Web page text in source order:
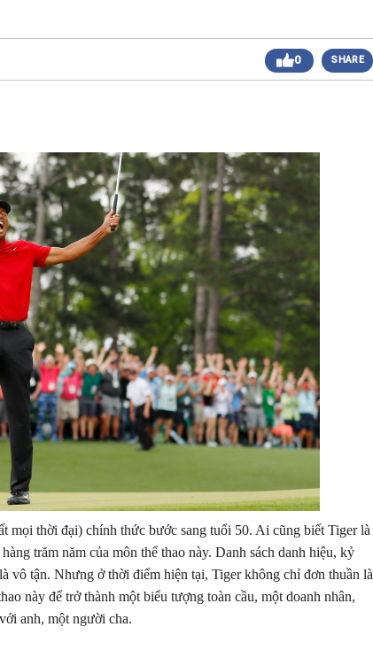
Giải Golf Gia Đình lần 1 (Family Golf Tournament
Giải Golf Doanh nghiệp và Thương hiệu Việt Nam
3)
Giải Golf Cặp đôi hoàn hảo Lần 2 (Perfect Golf
Couple 2)
Giải Golf Business & Brand VN Championship 20
0 SHARE
thời đại) chính thức bước sang tuổi 50. Ai cũng biết Tiger là
trăm năm của môn thể thao này. Danh sách danh hiệu, kỷ
vô tận. Nhưng ở thời điểm hiện tại, Tiger không chỉ đơn thuần là
này để trở thành một biểu tượng toàn cầu, một doanh nhân,
anh, một người cha.